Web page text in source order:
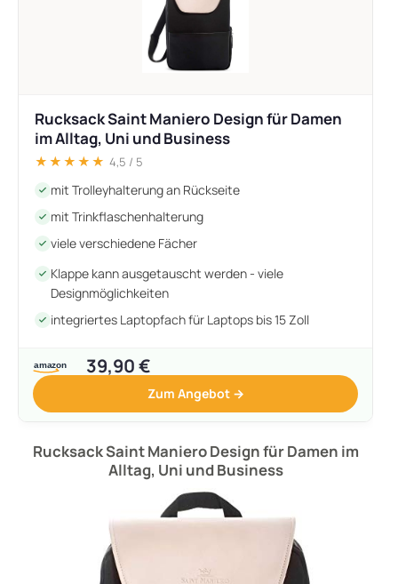
Rucksack Saint Maniero Design für Damen
im Alltag, Uni und Business
★★★★★ 4,5 / 5
mit Trolleyhalterung an Rückseite
mit Trinkflaschenhalterung
viele verschiedene Fächer
Klappe kann ausgetauscht werden - viele
Designmöglichkeiten
integriertes Laptopfach für Laptops bis 15 Zoll
39,90 €
Zum Angebot →
Rucksack Saint Maniero Design für Damen im
Alltag, Uni und Business